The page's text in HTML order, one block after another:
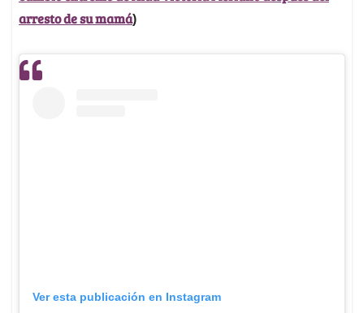
arresto de su mamá)
Ver esta publicación en Instagram